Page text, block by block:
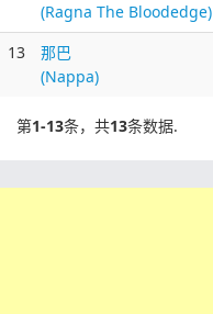
(Ragna The Bloodedge)
13
那巴
(Nappa)
第1-13条，共13条数据.